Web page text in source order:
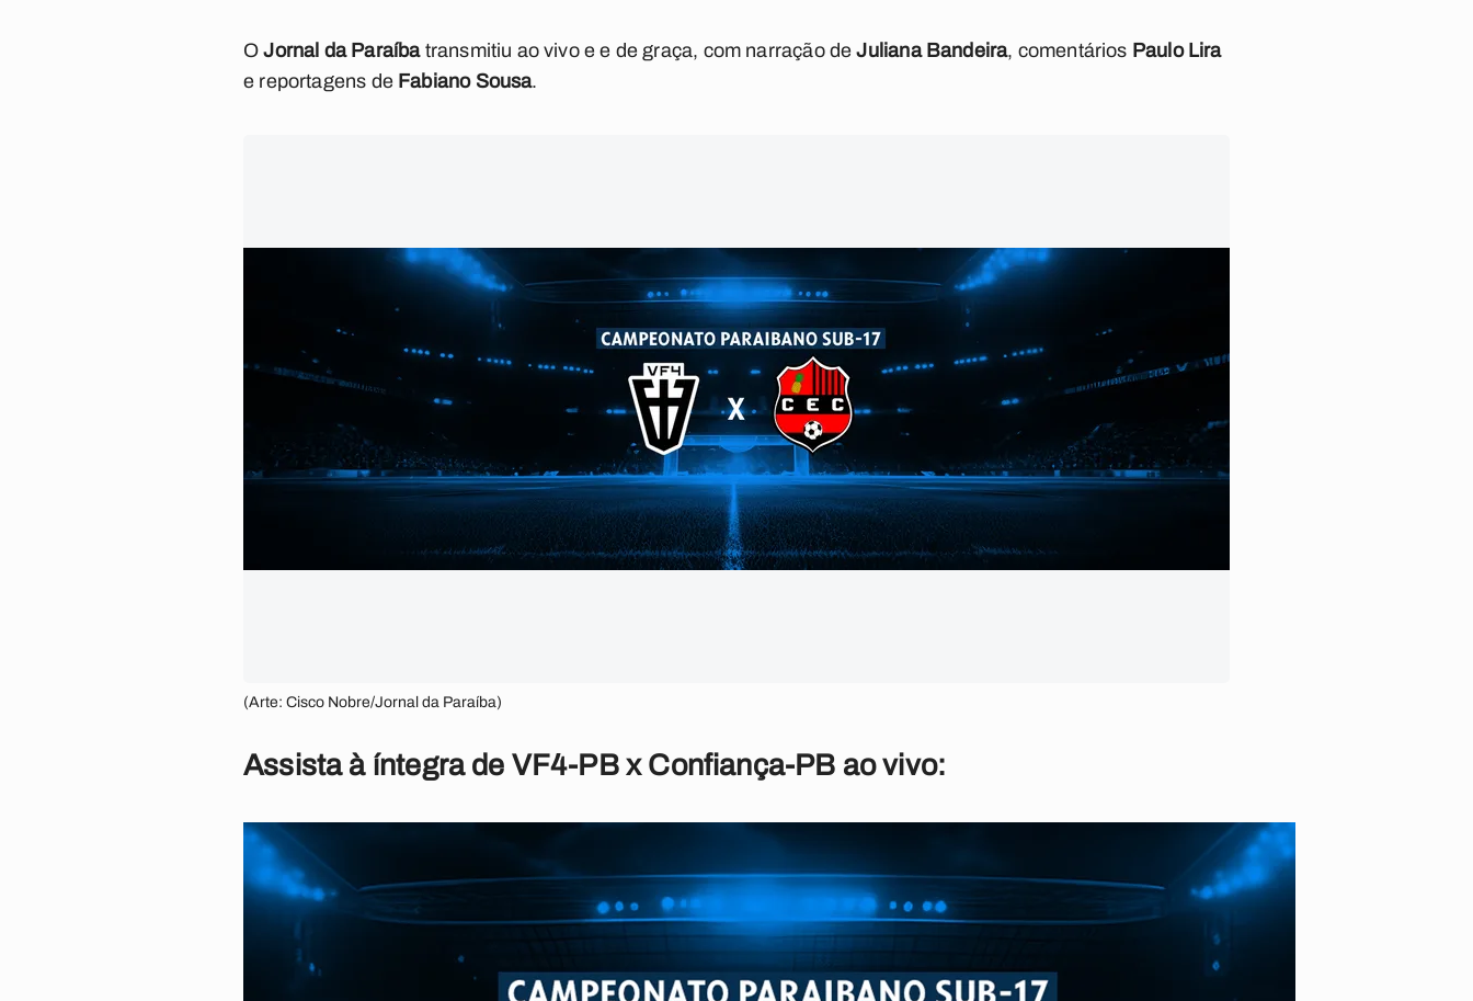
OJornal da Paraíbatransmitiu ao vivo e e de graça, com narração deJuliana Bandeira, comentários Paulo Lira
e reportagens de Fabiano Sousa.
(Arte: Cisco Nobre/Jornal da Paraíba)
Assista à íntegra de VF4-PB x Confiança-PB ao vivo: